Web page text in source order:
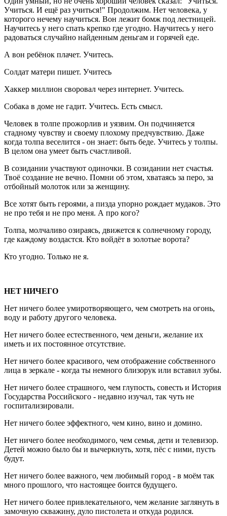
Учиться. И ещё раз учиться!" Продолжим. Нет человека, у
которого нечему научиться. Вон лежит бомж под лестницей.
Научитесь у него спать крепко где угодно. Научитесь у него
радоваться случайно найденным деньгам и горячей еде.
А вон ребёнок плачет. Учитесь.
Солдат матери пишет. Учитесь
Хаккер миллион своровал через интернет. Учитесь.
Собака в доме не гадит. Учитесь. Есть смысл.
Человек в толпе прожорлив и уязвим. Он подчиняется
стадному чувству и своему плохому предчувствию. Даже
когда толпа веселится - он знает: быть беде. Учитесь у толпы.
В целом она умеет быть счастливой.
В созидании участвуют одиночки. В созидании нет счастья.
Твоё создание не вечно. Помни об этом, хватаясь за перо, за
отбойный молоток или за женщину.
Все хотят быть героями, а пизда упорно рождает мудаков. Это
не про тебя и не про меня. А про кого?
Толпа, молчаливо озираясь, движется к солнечному городу,
где каждому воздастся. Кто войдёт в золотые ворота?
Кто угодно. Только не я.
НЕТ НИЧЕГО
Нет ничего более умиротворяющего, чем смотреть на огонь,
воду и работу другого человека.
Нет ничего более естественного, чем деньги, желание их
иметь и их постоянное отсутствие.
Нет ничего более красивого, чем отображение собственного
лица в зеркале - когда ты немного близорук или вставил зубы.
Нет ничего более страшного, чем глупость, совесть и История
Государства Российского - недавно изучал, так чуть не
госпитализировали.
Нет ничего более эффектного, чем кино, вино и домино.
Нет ничего более необходимого, чем семья, дети и телевизор.
Детей можно было бы и вычеркнуть, хотя, пёс с ними, пусть
будут.
Нет ничего более важного, чем любимый город - в моём так
много прошлого, что настоящее боится будущего.
Нет ничего более привлекательного, чем желание заглянуть в
замочную скважину, дуло пистолета и откуда родился.